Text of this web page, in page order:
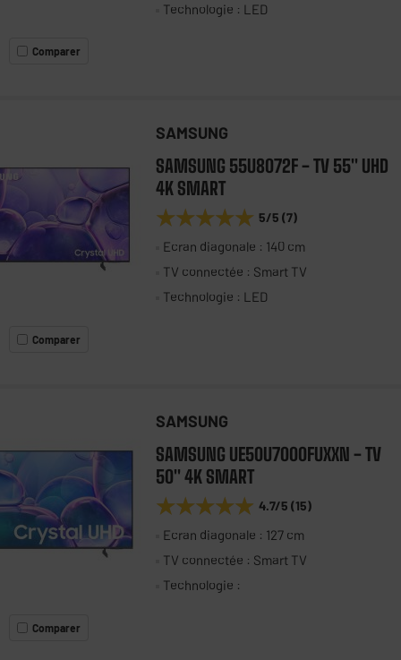
Comparer
Technologie : LED
Comparer
SAMSUNG
SAMSUNG 55U8072F - TV 55" UHD
4K SMART
★★★★★
★★★★★ 5/5 (7)
Ecran diagonale : 140 cm
TV connectée : Smart TV
Technologie : LED
Comparer
SAMSUNG
SAMSUNG UE50U7000FUXXN - TV
50" 4K SMART
★★★★★
★★★★★ 4.7/5 (15)
Ecran diagonale : 127 cm
TV connectée : Smart TV
Technologie :